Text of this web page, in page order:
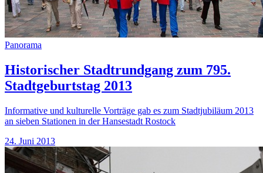
Panorama
Historischer Stadtrundgang zum 795.
Stadtgeburtstag 2013
Informative und kulturelle Vorträge gab es zum Stadtjubiläum 2013
an sieben Stationen in der Hansestadt Rostock
24. Juni 2013